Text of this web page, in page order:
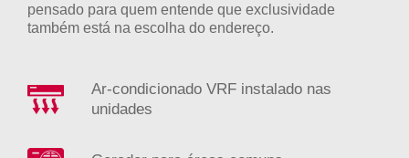
pensado para quem entende que exclusividade
também está na escolha do endereço.
Ar-condicionado VRF instalado nas
unidades